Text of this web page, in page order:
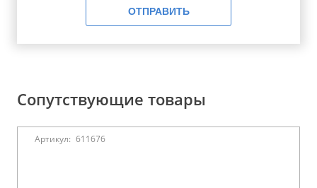
ОТПРАВИТЬ
Сопутствующие товары
Артикул: 611676